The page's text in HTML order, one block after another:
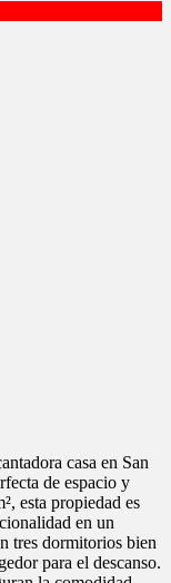
casa en San
de espacio y
esta propiedad es
en un
tres dormitorios bien
para el descanso.